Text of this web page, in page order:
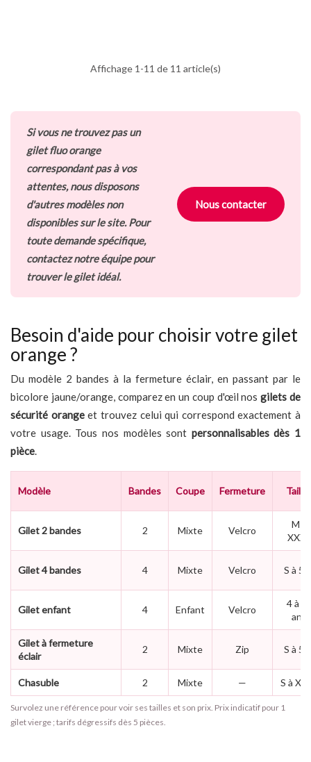
Affichage 1-11 de 11 article(s)
Si vous ne trouvez pas un
gilet fluo orange
correspondant pas à vos
attentes, nous disposons
d'autres modèles non
disponibles sur le site. Pour
toute demande spécifique,
contactez notre équipe pour
trouver le gilet idéal.
Nous contacter
Besoin d'aide pour choisir votre gilet
orange ?
Du modèle 2 bandes à la fermeture éclair, en passant par le
bicolore jaune/orange, comparez en un coup d'œil nosgilets de
sécurité orangeet trouvez celui qui correspond exactement à
votre usage. Tous nos modèles sont personnalisables dès 1
pièce.
Modèle Bandes Coupe Fermeture
Gilet 2 bandes 2 Mixte Velcro
M à
XXXL
Gilet 4 bandes 4 Mixte Velcro S à
Gilet enfant 4 Enfant Velcro
4 à
ans
Gilet à fermeture
éclair
2 Mixte Zip S à
Chasuble 2 Mixte — S à
Survolez une référence pour voir ses tailles et son prix. Prix indicatif pour 1
gilet vierge ; tarifs dégressifs dès 5 pièces.